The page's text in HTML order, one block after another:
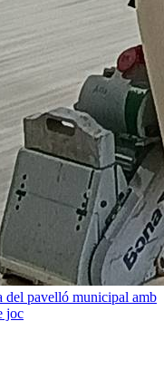
del pavelló municipal amb
joc